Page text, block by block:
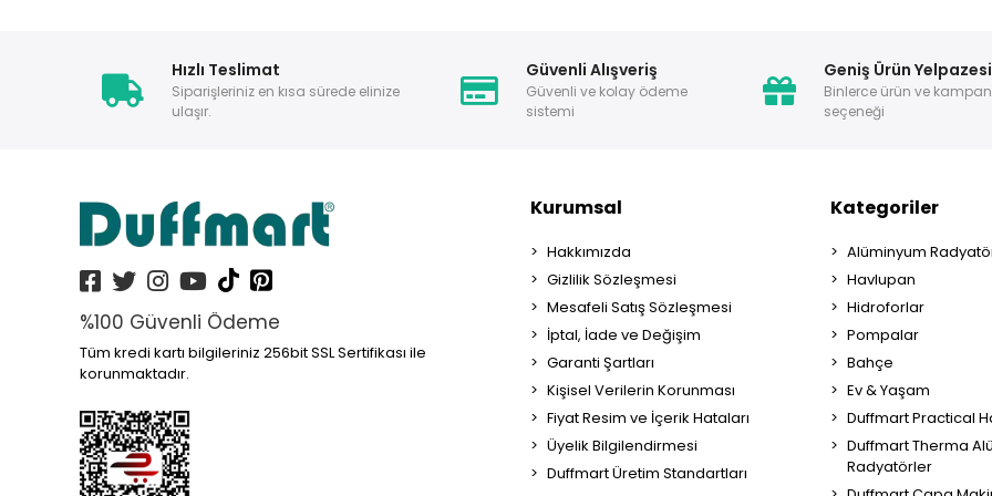
Hızlı Teslimat
Siparişleriniz en kısa sürede elinize
ulaşır.
Güvenli Alışveriş
Güvenli ve kolay ödeme
sistemi
Geniş Ürün Yelpazesi
Binlerce ürün ve
seçeneği
%100 Güvenli Ödeme
Tüm kredi kartı bilgileriniz 256bit SSL Sertifikası ile
korunmaktadır.
Kurumsal
Hakkımızda
Gizlilik Sözleşmesi
Mesafeli Satış Sözleşmesi
İptal, İade ve Değişim
Garanti Şartları
Kişisel Verilerin Korunması
Fiyat Resim ve İçerik Hataları
Üyelik Bilgilendirmesi
Duffmart Üretim Standartları
Kategoriler
Alüminyum
Havlupan
Hidroforlar
Pompalar
Bahçe
Ev & Yaşam
Duffmart Practical
Duffmart Therma
Radyatörler